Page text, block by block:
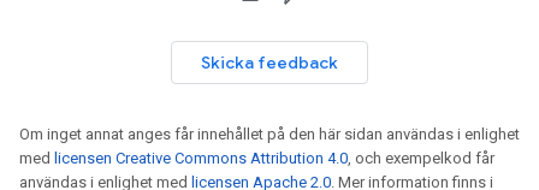
Skicka feedback
Om inget annat anges får innehållet på den här sidan användas i enlighet
med licensen Creative Commons Attribution 4.0, och exempelkod får
användas i enlighet med licensen Apache 2.0. Mer information finns i